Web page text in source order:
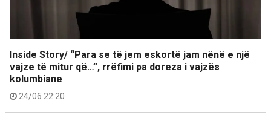
Inside Story/ “Para se të jem eskortë jam nënë e një
vajze të mitur që…”, rrëfimi pa doreza i vajzës
kolumbiane
24/06 22:20